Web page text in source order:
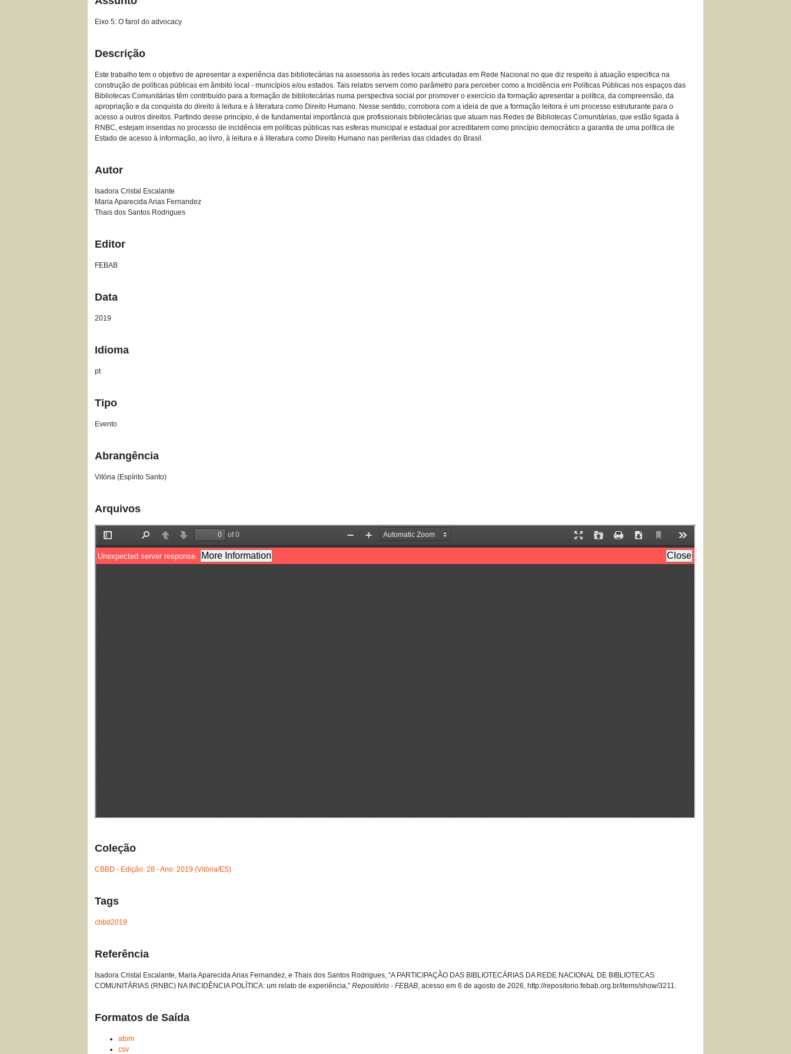
Eixo 5: O farol do advocacy
Descrição
Este trabalho tem o objetivo de apresentar a experiência das bibliotecárias na assessoria às redes locais articuladas em Rede Nacional no que diz respeito à atuação especifica na
construção de políticas públicas em âmbito local - municípios e/ou estados. Tais relatos servem como parâmetro para perceber como a Incidência em Políticas Públicas nos espaços das
Bibliotecas Comunitárias têm contribuído para a formação de bibliotecárias numa perspectiva social por promover o exercício da formação apresentar a política, da compreensão, da
apropriação e da conquista do direito à leitura e à literatura como Direito Humano. Nesse sentido, corrobora com a ideia de que a formação leitora é um processo estruturante para o
acesso a outros direitos. Partindo desse princípio, é de fundamental importância que profissionais bibliotecárias que atuam nas Redes de Bibliotecas Comunitárias, que estão ligada à
RNBC, estejam inseridas no processo de incidência em políticas públicas nas esferas municipal e estadual por acreditarem como princípio democrático a garantia de uma política de
Estado de acesso à informação, ao livro, à leitura e á literatura como Direito Humano nas periferias das cidades do Brasil.
Autor
Isadora Cristal Escalante
Maria Aparecida Arias Fernandez
Thais dos Santos Rodrigues
Editor
FEBAB
Data
2019
Idioma
pt
Tipo
Evento
Abrangência
Vitória (Espírito Santo)
Arquivos
Coleção
CBBD - Edição: 28 - Ano: 2019 (Vitória/ES)
Tags
cbbd2019
Referência
Isadora Cristal Escalante, Maria Aparecida Arias Fernandez, e Thais dos Santos Rodrigues, “A PARTICIPAÇÃO DAS BIBLIOTECÁRIAS DA REDE NACIONAL DE BIBLIOTECAS
COMUNITÁRIAS (RNBC) NA INCIDÊNCIA POLÍTICA: um relato de experiência,”Repositório - FEBAB, acesso em 6 de agosto de 2026, http://repositorio.febab.org.br/items/show/3211.
Formatos de Saída
atom
csv